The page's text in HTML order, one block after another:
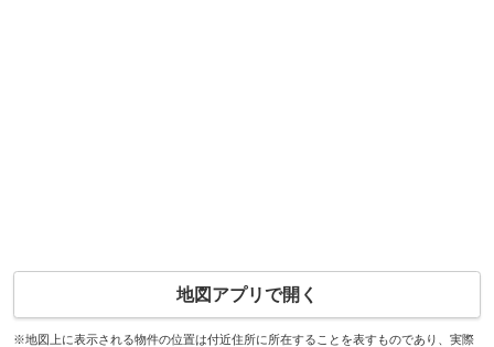
地図アプリで開く
※地図上に表示される物件の位置は付近住所に所在することを表すものであり、実際